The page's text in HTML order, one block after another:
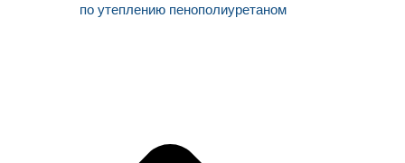
по утеплению пенополиуретаном